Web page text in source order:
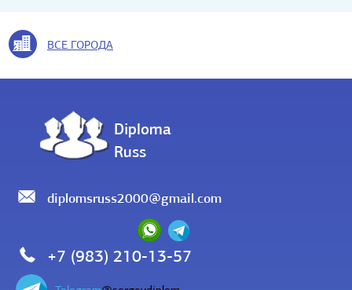
ВСЕ ГОРОДА
Diploma
Russ
diplomsruss2000@gmail.com
+7 (983) 210-13-57